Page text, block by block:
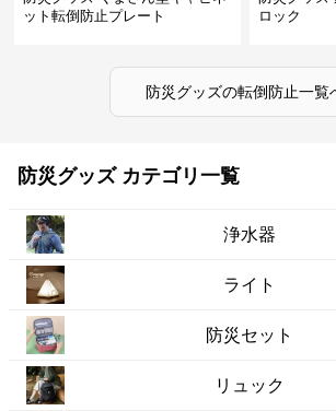
ット転倒防止プレート
ロック
防災グッズの転倒防止一覧
防災グッズ カテゴリ一覧
浄水器
ライト
防災セット
リュック